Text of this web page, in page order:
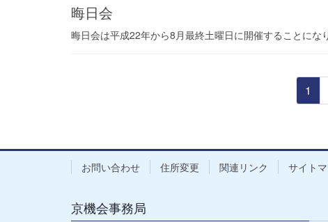
晦日会
晦日会は平成22年から8月最終土曜日に開催することに
ペ
ー
送
固
定
ジ
1
お問い合わせ 住所変更 関連リンク サイト
京機会事務局